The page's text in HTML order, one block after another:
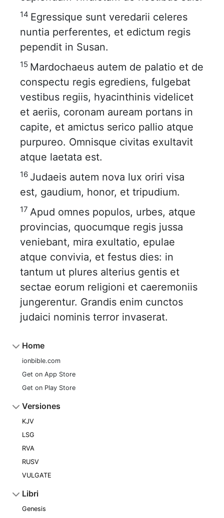
Home
ionbible.com
Get on App Store
Get on Play Store
Versiones
KJV
LSG
RVA
RUSV
VULGATE
Libri
Genesis
14 Egressique sunt veredarii celeres
nuntia perferentes, et edictum regis
pependit in Susan.
15 Mardochaeus autem de palatio et de
conspectu regis egrediens, fulgebat
vestibus regiis, hyacinthinis videlicet
et aeriis, coronam auream portans in
capite, et amictus serico pallio atque
purpureo. Omnisque civitas exultavit
atque laetata est.
16 Judaeis autem nova lux oriri visa
est, gaudium, honor, et tripudium.
17 Apud omnes populos, urbes, atque
provincias, quocumque regis jussa
veniebant, mira exultatio, epulae
atque convivia, et festus dies: in
tantum ut plures alterius gentis et
sectae eorum religioni et caeremoniis
jungerentur. Grandis enim cunctos
judaici nominis terror invaserat.